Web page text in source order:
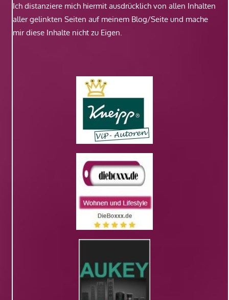
Ich distanziere mich hiermit ausdrücklich von allen Inhalten
aller gelinkten Seiten auf meinem Blog/Seite und mache
mir diese Inhalte nicht zu Eigen.